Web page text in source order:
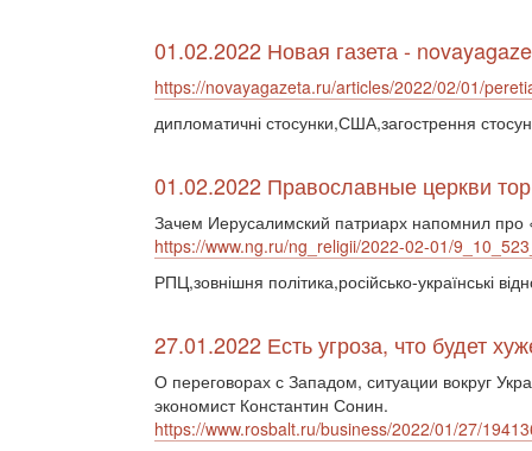
01.02.2022 Новая газета -
https://novayagazeta.ru/articles/2022/02/01/
дипломатичні стосунки,США,загострення
01.02.2022 Православные церкви
Зачем Иерусалимский патриарх напомнил
https://www.ng.ru/ng_religii/2022-02-01/
РПЦ,зовнішня політика,російсько-українські
27.01.2022 Есть угроза, что будет
О переговорах с Западом, ситуации вокруг
экономист Константин Сонин.
https://www.rosbalt.ru/business/2022/01/27/